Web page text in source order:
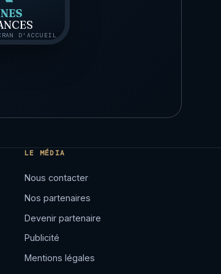
D'ACCUEIL
LE MÉDIA
Nous contacter
Nos partenaires
Devenir partenaire
Publicité
Mentions légales